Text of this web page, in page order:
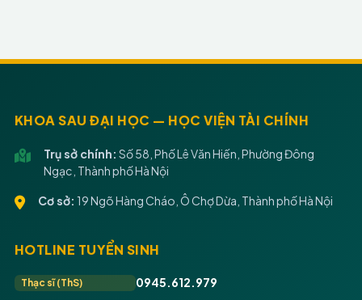
KHOA SAU ĐẠI HỌC — HỌC VIỆN TÀI CHÍNH
Trụ sở chính: Số 58, Phố Lê Văn Hiến, Phường Đông
Ngạc, Thành phố Hà Nội
Cơ sở: 19 Ngõ Hàng Cháo, Ô Chợ Dừa, Thành phố Hà Nội
HOTLINE TUYỂN SINH
Thạc sĩ (ThS) 0945.612.979